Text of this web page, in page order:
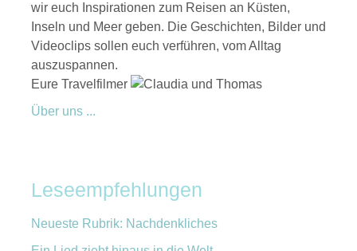
wir euch Inspirationen zum Reisen an Küsten,
Inseln und Meer geben. Die Geschichten, Bilder und
Videoclips sollen euch verführen, vom Alltag
auszuspannen.
Eure Travelfilmer
Über uns ...
Leseempfehlungen
Neueste Rubrik: Nachdenkliches